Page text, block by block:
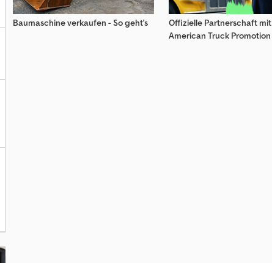
Baumaschine verkaufen - So geht's
Offizielle Partnerschaft mit
American Truck Promotion